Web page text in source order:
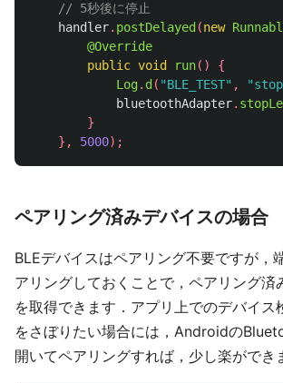
// 5秒後に停止
handler. postDelayed (new
@Override
public void run()
{
Log. d ( "BLE_TEST" ,
bluetoothAdapter.
}
},
5000);
ペアリング済みデバイスの場合
BLEデバイスはペアリング不要ですが，
アリングしておくことで，ペアリング済
を取得できます．アプリ上でのデバイス
をさぼりたい場合には，Androidの
開いてペアリングすれば，少し楽ができ